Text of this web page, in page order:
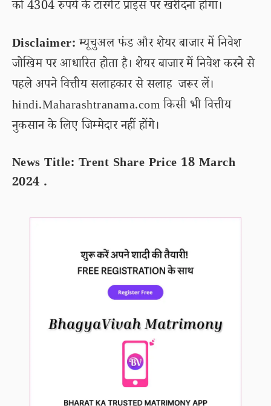
को 4304 रुपये के टारगेट प्राइस पर खरीदना होगा।
Disclaimer:म्यूचुअल फंड और शेयर बाजार में निवेश
जोखिम पर आधारित होता है। शेयर बाजार में निवेश करने से
पहले अपने वित्तीय सलाहकार से सलाह जरूर लें।
hindi.Maharashtranama.com किसी भी वित्तीय
नुकसान के लिए जिम्मेदार नहीं होंगे।
News Title: Trent Share Price 18 March
2024 .